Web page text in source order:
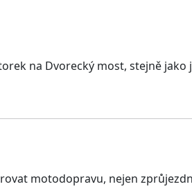
na Dvorecký most, stejně
motodopravu, nejen